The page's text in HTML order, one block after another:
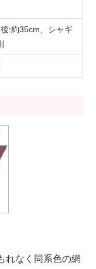
:約35cm、シャギ
れなく同系色の網